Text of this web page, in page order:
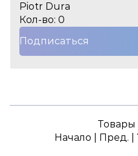
Piotr Dura
Кол-во: 0
Подписаться
Товары
Начало | Пред. | 1